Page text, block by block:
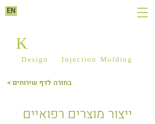
EN
K
Design Injection Molding
< בחזרה לדף שירותים
ייצור מוצרים רפואיים